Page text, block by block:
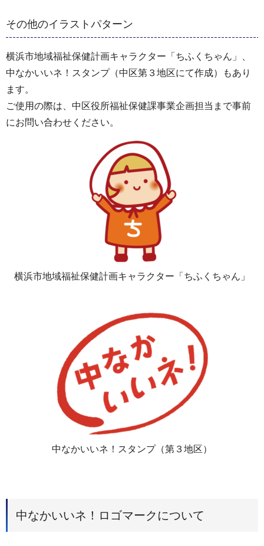
その他のイラストパターン
横浜市地域福祉保健計画キャラクター「ちふくちゃん」、
中なかいいネ！スタンプ（中区第３地区にて作成）もあり
ます。
ご使用の際は、中区役所福祉保健課事業企画担当まで事前
にお問い合わせください。
横浜市地域福祉保健計画キャラクター「ちふくちゃん」
中なかいいネ！スタンプ（第３地区）
中なかいいネ！ロゴマークについて